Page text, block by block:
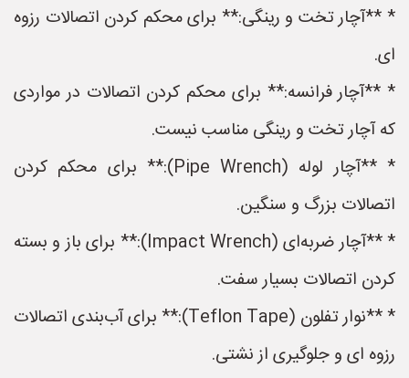
* **آچار تخت و رینگی:** برای محکم کردن اتصالات رزوه
ای.
* **آچار فرانسه:** برای محکم کردن اتصالات در مواردی
که آچار تخت و رینگی مناسب نیست.
* **آچار لوله (Pipe Wrench):** برای محکم کردن
اتصالات بزرگ و سنگین.
* **آچار ضربه‌ای (Impact Wrench):** برای باز و بسته
کردن اتصالات بسیار سفت.
* **نوار تفلون (Teflon Tape):** برای آب‌بندی اتصالات
رزوه ای و جلوگیری از نشتی.